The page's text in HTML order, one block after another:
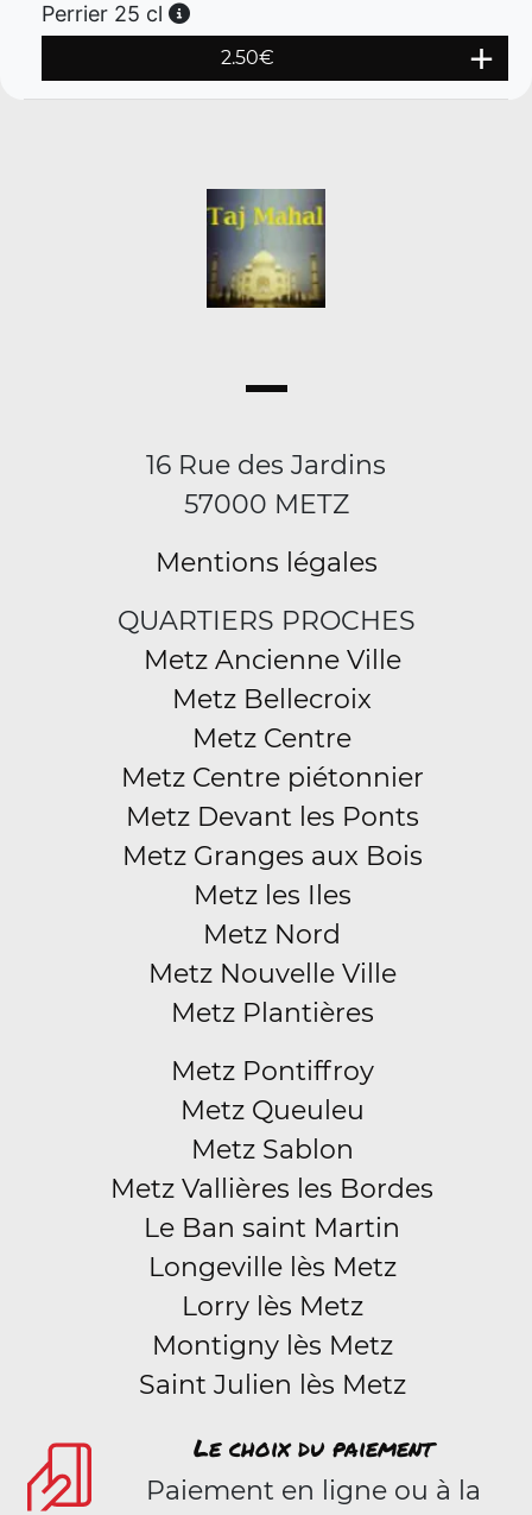
Perrier 25 cl
2.50€
16 Rue des Jardins
57000 METZ
Mentions légales
QUARTIERS PROCHES
Metz Ancienne Ville
Metz Bellecroix
Metz Centre
Metz Centre piétonnier
Metz Devant les Ponts
Metz Granges aux Bois
Metz les Iles
Metz Nord
Metz Nouvelle Ville
Metz Plantières
Metz Pontiffroy
Metz Queuleu
Metz Sablon
Metz Vallières les Bordes
Le Ban saint Martin
Longeville lès Metz
Lorry lès Metz
Montigny lès Metz
Saint Julien lès Metz
Le choix du paiement
Paiement en ligne ou à la